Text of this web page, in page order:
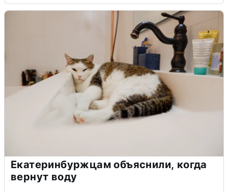
Екатеринбуржцам объяснили, когда
вернут воду